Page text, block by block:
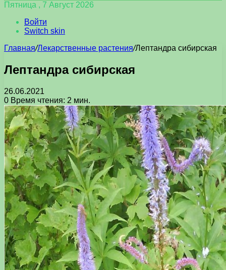
Пятница , 7 Август 2026
Войти
Switch skin
Главная/Лекарственные растения/Лептандра сибирская
Лептандра сибирская
26.06.2021
0 Время чтения: 2 мин.